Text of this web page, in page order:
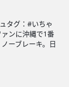
タグ：#いちゃ
ンに沖縄で1番
ーブレーキ。日